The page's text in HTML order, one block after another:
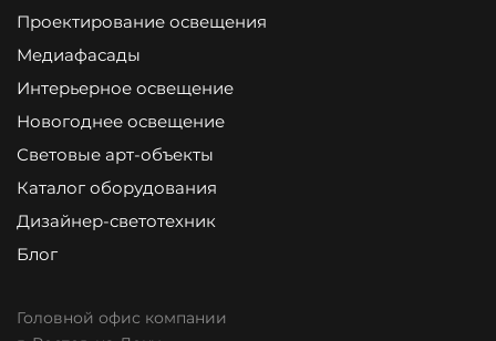
Проектирование освещения
Медиафасады
Интерьерное освещение
Новогоднее освещение
Световые арт-объекты
Каталог оборудования
Дизайнер-светотехник
Блог
Головной офис компании